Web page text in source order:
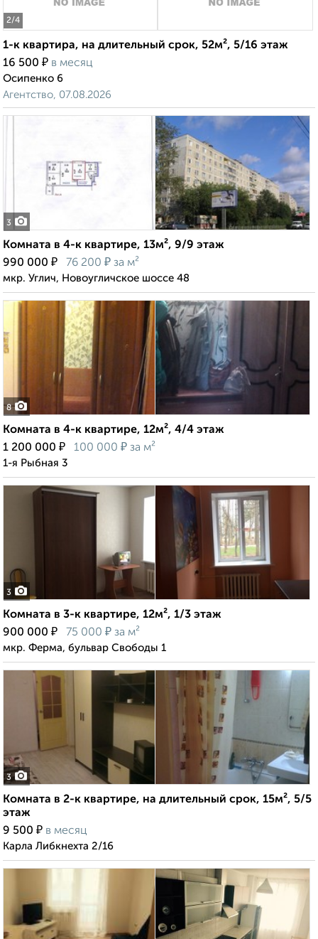
2/4
1-к квартира, на длительный срок, 52м², 5/16 этаж
16 500 ₽ в месяц
Осипенко 6
Агентство, 07.08.2026
3
Комната в 4-к квартире, 13м², 9/9 этаж
990 000 ₽ 76 200 ₽ за м²
мкр. Углич, Новоугличское шоссе 48
8
Комната в 4-к квартире, 12м², 4/4 этаж
1 200 000 ₽ 100 000 ₽ за м²
1-я Рыбная 3
3
Комната в 3-к квартире, 12м², 1/3 этаж
900 000 ₽ 75 000 ₽ за м²
мкр. Ферма, бульвар Свободы 1
3
Комната в 2-к квартире, на длительный срок, 15м², 5/5
этаж
9 500 ₽ в месяц
Карла Либкнехта 2/16